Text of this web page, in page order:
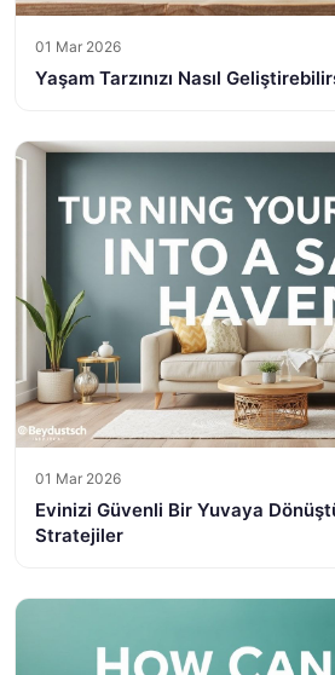
01 Mar 2026
Yaşam Tarzınızı Nasıl
01 Mar 2026
Evinizi Güvenli Bir Yuvaya
Stratejiler